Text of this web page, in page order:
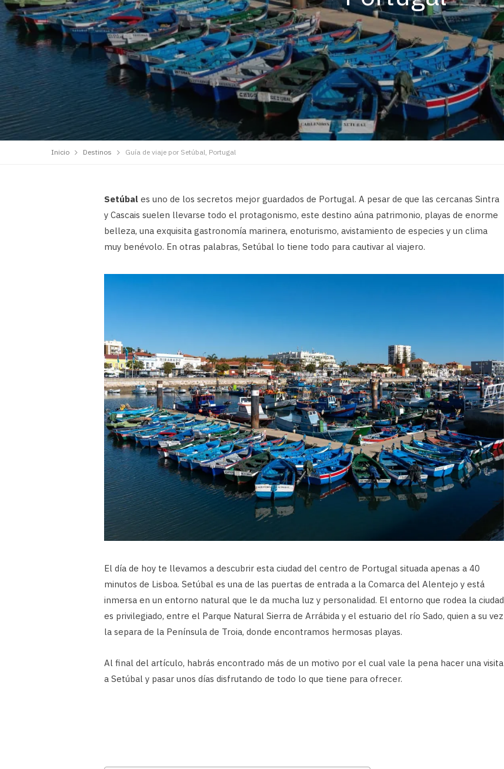
Inicio Destinos Guía de viaje por Setúbal, Portugal
Setúbal es uno de los secretos mejor guardados de Portugal. A pesar de que las cercanas Sintra
y Cascais suelen llevarse todo el protagonismo, este destino aúna patrimonio, playas de enorme
belleza, una exquisita gastronomía marinera, enoturismo, avistamiento de especies y un clima
muy benévolo. En otras palabras, Setúbal lo tiene todo para cautivar al viajero.
El día de hoy te llevamos a descubrir esta ciudad del centro de Portugal situada apenas a 40
minutos de Lisboa. Setúbal es una de las puertas de entrada a la Comarca del Alentejo y está
inmersa en un entorno natural que le da mucha luz y personalidad. El entorno que rodea la ciudad
es privilegiado, entre el Parque Natural Sierra de Arrábida y el estuario del río Sado, quien a su vez
la separa de la Península de Troia, donde encontramos hermosas playas.
Al final del artículo, habrás encontrado más de un motivo por el cual vale la pena hacer una visita
a Setúbal y pasar unos días disfrutando de todo lo que tiene para ofrecer.